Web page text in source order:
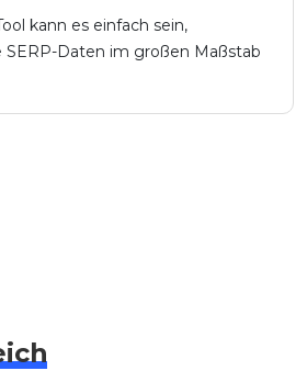
kann es einfach sein,
SERP-Daten im großen Maßstab